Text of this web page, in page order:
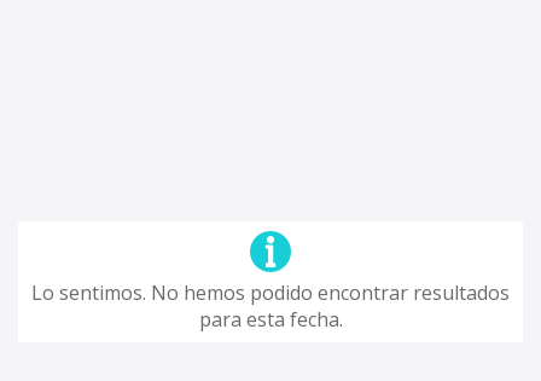
Lo sentimos. No hemos podido encontrar resultados
para esta fecha.